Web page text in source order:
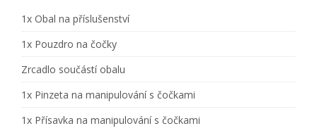
1x Obal na příslušenství
1x Pouzdro na čočky
Zrcadlo součástí obalu
1x Pinzeta na manipulování s čočkami
1x Přísavka na manipulování s čočkami